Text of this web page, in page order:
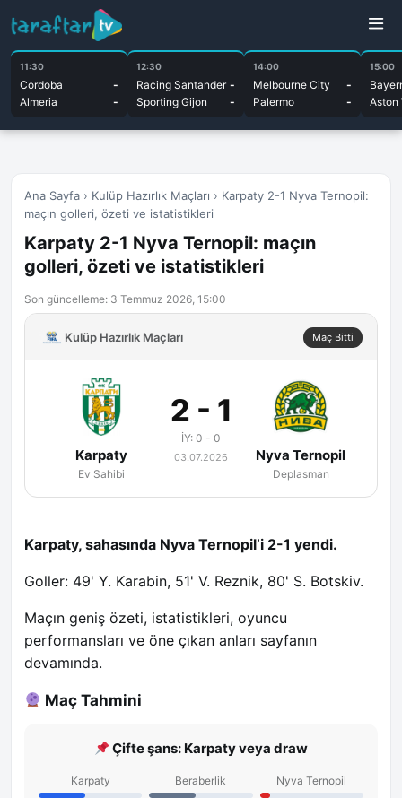
11:30
Cordoba
-
Almeria
-
12:30
Racing Santander -
Sporting Gijon
-
14:00
Melbourne City
-
Palermo
-
15:00
Aston
Ana Sayfa › Kulüp Hazırlık Maçları › Karpaty 2-1 Nyva Ternopil:
maçın golleri, özeti ve istatistikleri
Karpaty 2-1 Nyva Ternopil: maçın
golleri, özeti ve istatistikleri
Son güncelleme: 3 Temmuz 2026, 15:00
Kulüp Hazırlık Maçları Maç Bitti
Karpaty
Ev Sahibi
2 - 1
İY: 0 - 0
03.07.2026 Nyva Ternopil
Deplasman
Karpaty, sahasında Nyva Ternopil’i 2-1 yendi.
Goller: 49' Y. Karabin, 51' V. Reznik, 80' S. Botskiv.
Maçın geniş özeti, istatistikleri, oyuncu
performansları ve öne çıkan anları sayfanın
devamında.
Maç Tahmini
Çifte şans: Karpaty veya draw
Karpaty Beraberlik Nyva Ternopil